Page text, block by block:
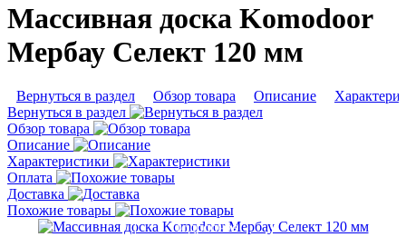
Массивная доска Komodoor
Мербау Селект 120 мм
Вернуться в раздел Обзор товара Описание
Вернуться в раздел
Обзор товара
Описание
Характеристики
Оплата
Доставка
Похожие товары
Подробнее